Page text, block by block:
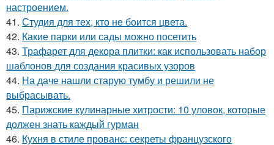
настроением.
41. Студия для тех, кто не боится цвета.
42. Какие парки или сады можно посетить
43. Трафарет для декора плитки: как использовать набор
шаблонов для создания красивых узоров
44. На даче нашли старую тумбу и решили не
выбрасывать.
45. Парижские кулинарные хитрости: 10 уловок, которые
должен знать каждый гурман
46. Кухня в стиле прованс: секреты французского